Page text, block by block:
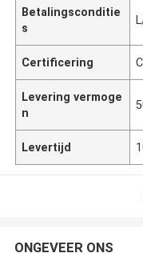
Betalingsconditie
s
Certificering
Levering vermoge
n
Levertijd
ONGEVEER ONS